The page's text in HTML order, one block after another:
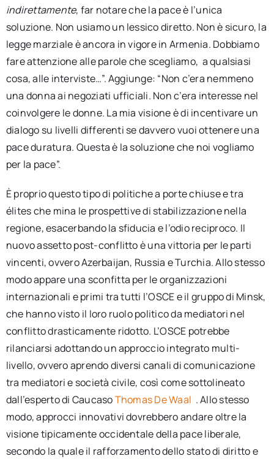
indirettamente, far notare che la pace è l’unica
soluzione. Non usiamo un lessico diretto. Non è sicuro, la
legge marziale è ancora in vigore in Armenia. Dobbiamo
fare attenzione alle parole che scegliamo, a qualsiasi
cosa, alle interviste…”. Aggiunge: “Non c’era nemmeno
una donna ai negoziati ufficiali. Non c’era interesse nel
coinvolgere le donne. La mia visione è di incentivare un
dialogo su livelli differenti se davvero vuoi ottenere una
pace duratura. Questa è la soluzione che noi vogliamo
per la pace”.
È proprio questo tipo di politiche a porte chiuse e tra
élites che mina le prospettive di stabilizzazione nella
regione, esacerbando la sfiducia e l’odio reciproco. Il
nuovo assetto post-conflitto è una vittoria per le parti
vincenti, ovvero Azerbaijan, Russia e Turchia. Allo stesso
modo appare una sconfitta per le organizzazioni
internazionali e primi tra tutti l’OSCE e il gruppo di Minsk,
che hanno visto il loro ruolo politico da mediatori nel
conflitto drasticamente ridotto. L’OSCE potrebbe
rilanciarsi adottando un approccio integrato multi-
livello, ovvero aprendo diversi canali di comunicazione
tra mediatori e società civile, così come sottolineato
dall’esperto di CaucasoThomas De Waal . Allo stesso
modo, approcci innovativi dovrebbero andare oltre la
visione tipicamente occidentale della pace liberale,
secondo la quale il rafforzamento dello stato di diritto e